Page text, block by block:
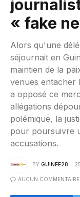
« fake
Alors qu'une
séjournait en
maintien de la
venues entacher
a opposé ce
allégations
polémique, la
pour poursuivre
accusations.
BY GUINEE28
AUCUN COMMENTAIRE